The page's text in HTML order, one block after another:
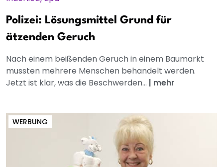
Polizei: Lösungsmittel Grund für
ätzenden Geruch
Nach einem beißenden Geruch in einem Baumarkt
mussten mehrere Menschen behandelt werden.
Jetzt ist klar, was die Beschwerden... | mehr
WERBUNG